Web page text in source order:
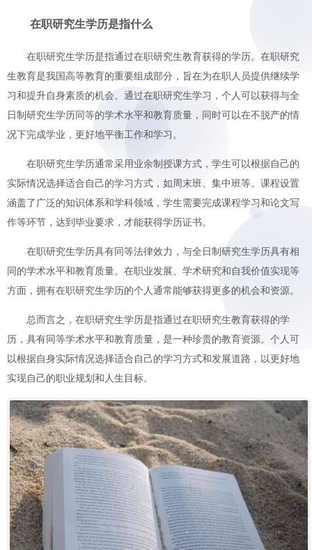
在职研究生学历是指什么
在职研究生学历是指通过在职研究生教育获得的学历。在职研究
生教育是我国高等教育的重要组成部分，旨在为在职人员提供继续学
习和提升自身素质的机会。通过在职研究生学习，个人可以获得与全
日制研究生学历同等的学术水平和教育质量，同时可以在不脱产的情
况下完成学业，更好地平衡工作和学习。
在职研究生学历通常采用业余制授课方式，学生可以根据自己的
实际情况选择适合自己的学习方式，如周末班、集中班等。课程设置
涵盖了广泛的知识体系和学科领域，学生需要完成课程学习和论文写
作等环节，达到毕业要求，才能获得学历证书。
在职研究生学历具有同等法律效力，与全日制研究生学历具有相
同的学术水平和教育质量。在职业发展、学术研究和自我价值实现等
方面，拥有在职研究生学历的个人通常能够获得更多的机会和资源。
总而言之，在职研究生学历是指通过在职研究生教育获得的学
历，具有同等学术水平和教育质量，是一种珍贵的教育资源。个人可
以根据自身实际情况选择适合自己的学习方式和发展道路，以更好地
实现自己的职业规划和人生目标。